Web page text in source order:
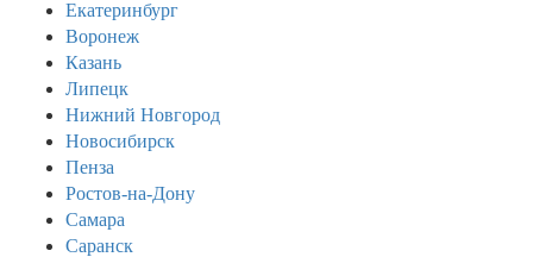
Екатеринбург
Воронеж
Казань
Липецк
Нижний Новгород
Новосибирск
Пенза
Ростов-на-Дону
Самара
Саранск